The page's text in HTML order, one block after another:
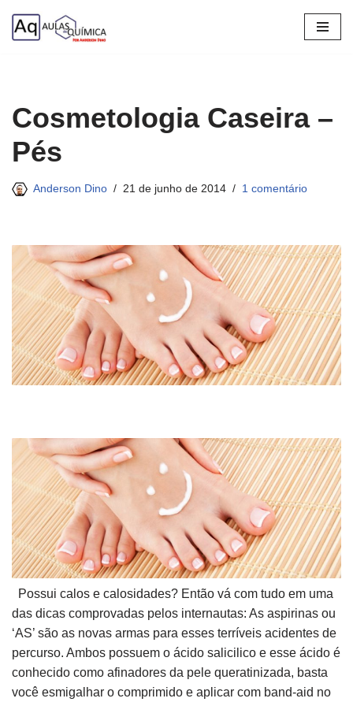
Pular
Cosmetologia Caseira –
Pés
Anderson Dino 21 de junho de 2014 1 comentário
Possui calos e calosidades? Então vá com tudo em uma
das dicas comprovadas pelos internautas: As aspirinas ou
‘AS’ são as novas armas para esses terríveis acidentes de
percurso. Ambos possuem o ácido salicilico e esse ácido é
conhecido como afinadores da pele queratinizada, basta
você esmigalhar o comprimido e aplicar com band-aid no